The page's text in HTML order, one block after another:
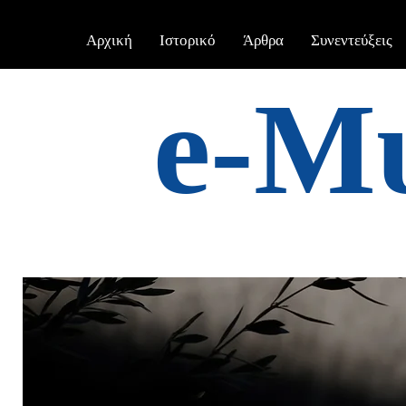
Αρχική Ιστορικό Άρθρα Συνεντεύξεις
e-